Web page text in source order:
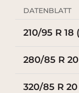
DATENBLATT
210/95 R 18
280/85 R 20
320/85 R 20